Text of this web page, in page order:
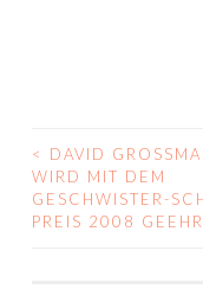
<
DAVID
WIRD MIT DEM
GESCHWISTER-
PREIS 2008